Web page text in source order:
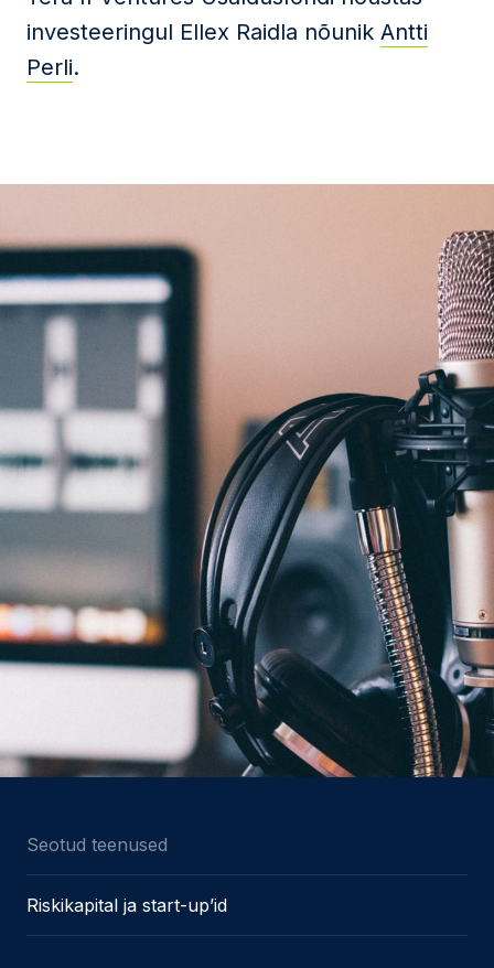
investeeringul Ellex Raidla nõunik Antti
Perli.
Seotud teenused
Riskikapital ja start-up’id